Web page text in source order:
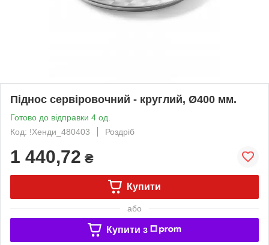
Піднос сервіровочний - круглий, Ø400 мм.
Готово до відправки 4 од.
Код: !Хенди_480403
Роздріб
1 440,72 ₴
Купити
або
Купити з